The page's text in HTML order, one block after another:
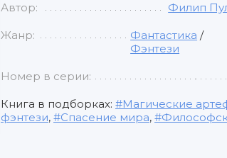
Автор: Филип
Жанр: Фантастика /
Фэнтези
Номер в серии:
Книга в подборках: Магические
фэнтези, Спасение мира,